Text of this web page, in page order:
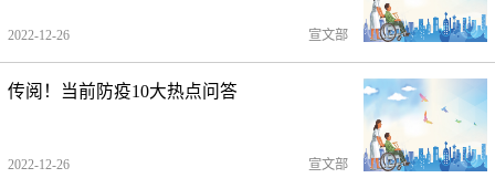
2022-12-26 宣文部
传阅！当前防疫10大热点问答
2022-12-26 宣文部